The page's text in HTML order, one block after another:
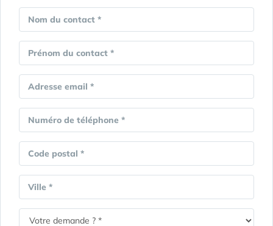
Nom du contact *
Prénom du contact *
Adresse email *
Numéro de téléphone *
Code postal *
Ville *